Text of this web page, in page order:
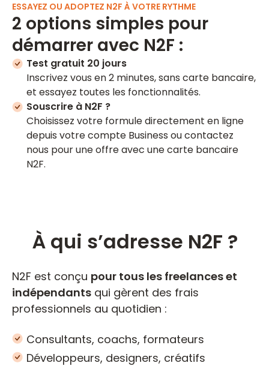
ESSAYEZ OU ADOPTEZ N2F À VOTRE RYTHME
2 options simples pour
démarrer avec N2F :
Test gratuit 20 jours
Inscrivez vous en 2 minutes, sans carte bancaire,
et essayez toutes les fonctionnalités.
Souscrire à N2F ?
Choisissez votre formule directement en ligne
depuis votre compte Business ou contactez
nous pour une offre avec une carte bancaire
N2F.
À qui s’adresse N2F ?
N2F est conçu pour tous les freelances et
indépendants qui gèrent des frais
professionnels au quotidien :
Consultants, coachs, formateurs
Développeurs, designers, créatifs